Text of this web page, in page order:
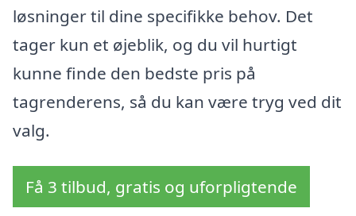
løsninger til dine specifikke behov. Det
tager kun et øjeblik, og du vil hurtigt
kunne finde den bedste pris på
tagrenderens, så du kan være tryg ved dit
valg.
Få 3 tilbud, gratis og uforpligtende